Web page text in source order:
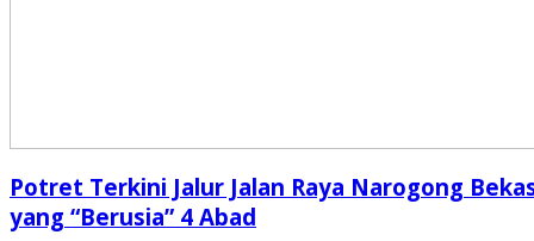
Potret Terkini Jalur Jalan Raya Narogong
yang “Berusia” 4 Abad